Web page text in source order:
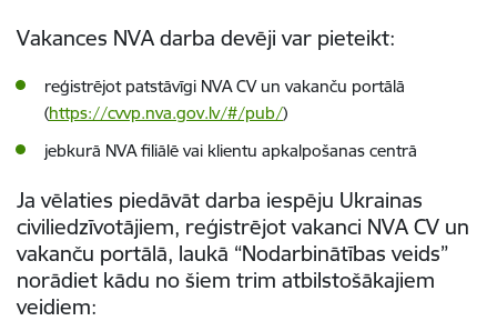
Vakances NVA darba devēji var pieteikt:
reģistrējot patstāvīgi NVA CV un vakanču portālā
(https://cvvp.nva.gov.lv/#/pub/)
jebkurā NVA filiālē vai klientu apkalpošanas centrā
Ja vēlaties piedāvāt darba iespēju Ukrainas
civiliedzīvotājiem, reģistrējot vakanci NVA CV un
vakanču portālā, laukā “Nodarbinātības veids”
norādiet kādu no šiem trim atbilstošākajiem
veidiem: